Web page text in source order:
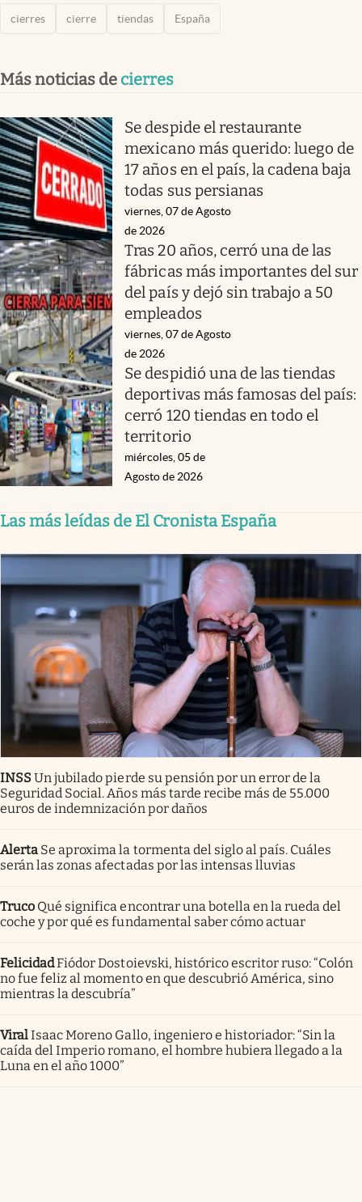
cierres cierre tiendas España
Más noticias de cierres
Se despide el restaurante
mexicano más querido: luego de
17 años en el país, la cadena baja
todas sus persianas
viernes, 07 de Agosto
de 2026
Tras 20 años, cerró una de las
fábricas más importantes del sur
del país y dejó sin trabajo a 50
empleados
viernes, 07 de Agosto
de 2026
Se despidió una de las tiendas
deportivas más famosas del país:
cerró 120 tiendas en todo el
territorio
miércoles, 05 de
Agosto de 2026
Las más leídas de El Cronista España
INSSUn jubilado pierde su pensión por un error de la
Seguridad Social. Años más tarde recibe más de 55.000
euros de indemnización por daños
Alerta Se aproxima la tormenta del siglo al país. Cuáles
serán las zonas afectadas por las intensas lluvias
Truco Qué significa encontrar una botella en la rueda del
coche y por qué es fundamental saber cómo actuar
FelicidadFiódor Dostoievski, histórico escritor ruso: “Colón
no fue feliz al momento en que descubrió América, sino
mientras la descubría”
ViralIsaac Moreno Gallo, ingeniero e historiador: “Sin la
caída del Imperio romano, el hombre hubiera llegado a la
Luna en el año 1000”